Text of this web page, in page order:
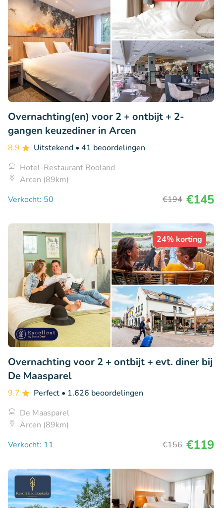
Overnachting(en) voor 2 + ontbijt + 2-
gangen keuzediner in Arcen
8.9 Uitstekend • 41 beoordelingen
Hotel-Restaurant Rooland
Arcen (89km)
Verkocht: 50
€194 €145
24% korting
Overnachting voor 2 + ontbijt + evt. diner bij
De Maasparel
9.7 Perfect • 1.626 beoordelingen
De Maasparel
Arcen (89km)
Verkocht: 11
€156 €119